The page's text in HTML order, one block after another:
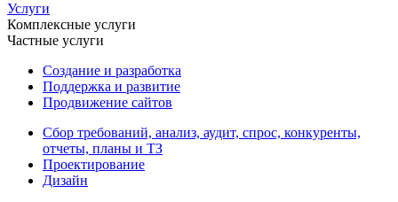
Услуги
Комплексные услуги
Частные услуги
Создание и разработка
Поддержка и развитие
Продвижение сайтов
Сбор требований, анализ, аудит, спрос, конкуренты,
отчеты, планы и ТЗ
Проектирование
Дизайн